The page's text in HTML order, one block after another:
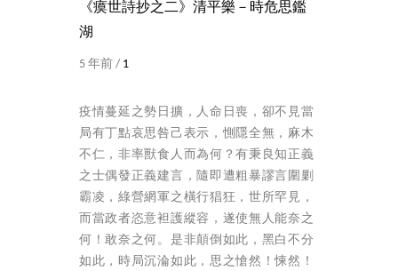
《瘼世詩抄之二》清平樂－時危思鑑
湖
5 年前 / 1
疫情蔓延之勢日擴，人命日喪，卻不見當
局有丁點哀思咎己表示，惻隱全無，麻木
不仁，非率獸食人而為何？有秉良知正義
之士偶發正義建言，隨即遭粗暴謬言圍剿
霸凌，綠營網軍之橫行猖狂，世所罕見，
而當政者恣意袒護縱容，遂使無人能奈之
何！敢奈之何。是非顛倒如此，黑白不分
如此，時局沉淪如此，思之愴然！悚然！